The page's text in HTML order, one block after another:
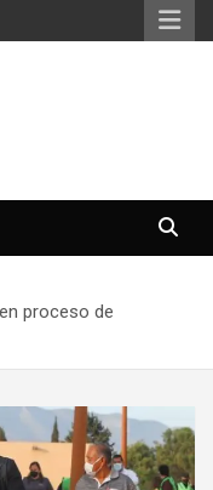
proceso de